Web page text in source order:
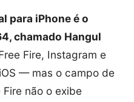
para iPhone é o
chamado Hangul
Fire, Instagram e
— mas o campo de
não o exibe